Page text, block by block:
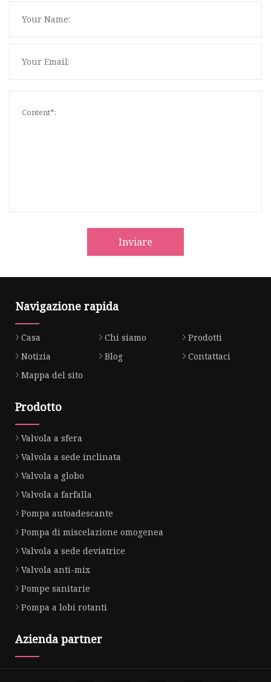
Inviare
Navigazione rapida
Casa Chi siamo
Prodotti
Notizia
Blog
Contattaci
Mappa del sito
Prodotto
Valvola a sfera
Valvola a sede inclinata
Valvola a globo
Valvola a farfalla
Pompa autoadescante
Pompa di miscelazione omogenea
Valvola a sede deviatrice
Valvola anti-mix
Pompe sanitarie
Pompa a lobi rotanti
Azienda partner